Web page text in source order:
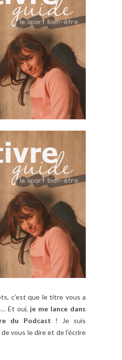
c’est que le titre vous a
Et oui, je me lance dans
du Podcast ! Je suis
vous le dire et de l’écrire